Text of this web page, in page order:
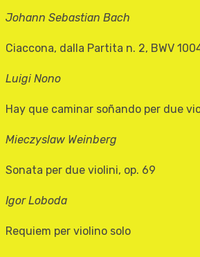
Johann Sebastian Bach
Ciaccona, dalla Partita n. 2, BWV
Luigi Nono
Hay que caminar soñando per due
Mieczyslaw Weinberg
Sonata per due violini, op. 69
Igor Loboda
Requiem per violino solo